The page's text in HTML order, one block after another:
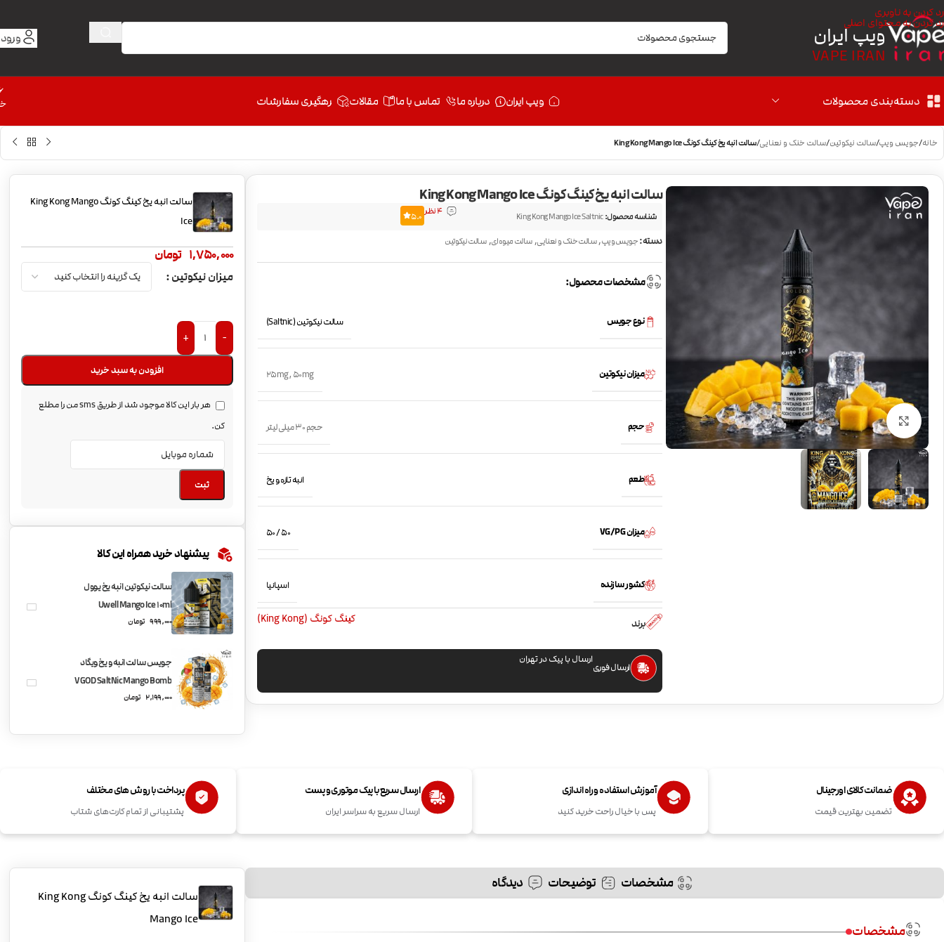
رد کردن به ناوبری
رد کردن به محتوای اصلی
ویپ ایران
VAPE IRAN
دسته‌بندی محصولات ویپ ایران درباره ما تماس با ما مقالات رهگیری سفارشات
خانه/جویس ویپ/سالت نیکوتین/سالت خنک و نعنایی/سالت انبه یخ کینگ کونگ King Kong Mango Ice
بزرگنمایی تصویر
سالت انبه یخ کینگ کونگ King Kong Mango Ice
شناسه محصول:King Kong Mango Ice Saltnic 4 نظر 5.0
دسته:جویس ویپ,سالت خنک و نعنایی, سالت میوه‌ای, سالت نیکوتین
مشخصات محصول:
نوع جویس سالت نیکوتین (Saltnic)
میزان نیکوتین 25mg, 50mg
حجم حجم 30 میلی لیتر
طعم انبه تازه و یخ
میزان VG/PG 50 / 50
کشور سازنده اسپانیا
برند کینگ کونگ (King Kong)
ارسال فوری
ارسال با پیک در تهران
سالت انبه یخ کینگ کونگ King Kong Mango
Ice
1,750,000 تومان
میزان نیکوتین
-
+
افزودن به سبد خرید
هر بار این کالا موجود شد از طریق sms من را مطلع
کن.
ثبت
پیشنهاد خرید همراه این کالا
سالت نیکوتین انبه یخ یوول
Uwell Mango Ice 10ml
999,000 تومان
جویس سالت انبه و یخ ویگاد
VGOD SaltNic Mango Bomb
ICE
2,199,000 تومان
ضمانت کالای اورجینال
تضمین بهترین قیمت
آموزش استفاده و راه اندازی
پس با خیال راحت خرید کنید
ارسال سریع با پیک موتوری و پست
ارسال سریع به سراسر ایران
پرداخت با روش های مختلف
پشتیبانی از تمام کارت‌های شتاب
مشخصات توضیحات دیدگاه
مشخصات
سالت انبه یخ کینگ کونگ King Kong
Mango Ice